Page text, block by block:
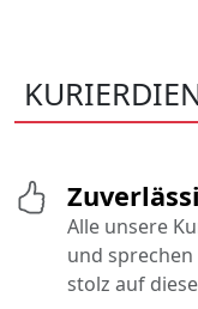
Alle unsere
und
stolz auf